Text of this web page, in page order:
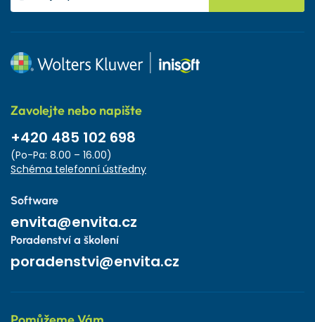
Zavolejte nebo napište
+420 485 102 698
(Po-Pa: 8.00 – 16.00)
Schéma telefonní ústředny
Software
envita@envita.cz
Poradenství a školení
poradenstvi@envita.cz